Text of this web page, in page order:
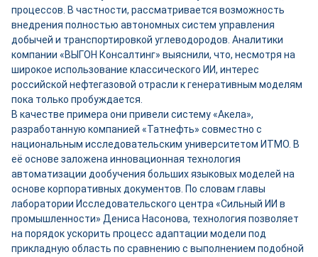
процессов. В частности, рассматривается возможность
внедрения полностью автономных систем управления
добычей и транспортировкой углеводородов. Аналитики
компании «ВЫГОН Консалтинг» выяснили, что, несмотря на
широкое использование классического ИИ, интерес
российской нефтегазовой отрасли к генеративным моделям
пока только пробуждается.
В качестве примера они привели систему «Акела»,
разработанную компанией «Татнефть» совместно с
национальным исследовательским университетом ИТМО. В
её основе заложена инновационная технология
автоматизации дообучения больших языковых моделей на
основе корпоративных документов. По словам главы
лаборатории Исследовательского центра «Сильный ИИ в
промышленности» Дениса Насонова, технология позволяет
на порядок ускорить процесс адаптации модели под
прикладную область по сравнению с выполнением подобной